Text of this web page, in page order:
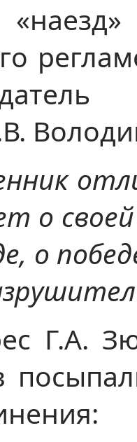
о
о
Г.А.